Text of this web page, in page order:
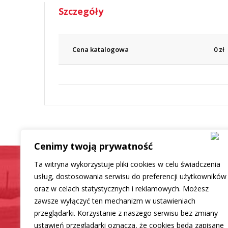
Cenimy twoją prywatność
Ta witryna wykorzystuje pliki cookies w celu świadczenia
usług, dostosowania serwisu do preferencji użytkowników
oraz w celach statystycznych i reklamowych. Możesz
zawsze wyłączyć ten mechanizm w ustawieniach
przeglądarki. Korzystanie z naszego serwisu bez zmiany
ustawień przeglądarki oznacza, że cookies będą zapisane
Szczegóły
Cena katalogowa 0zł
Samochód jak